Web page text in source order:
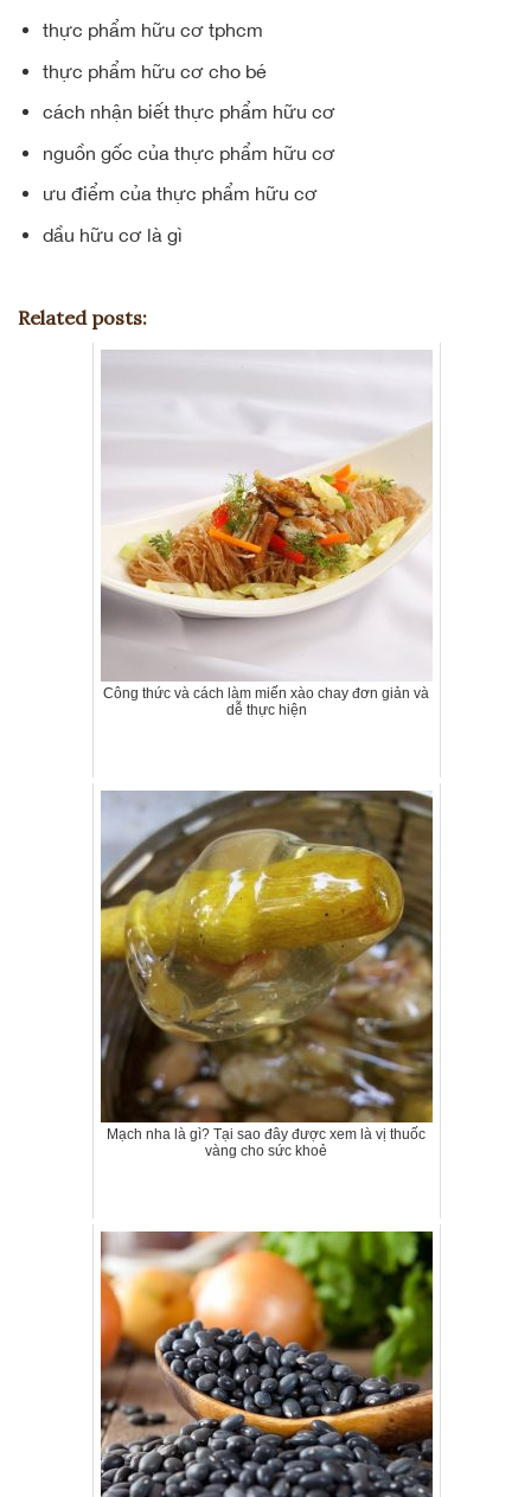
thực phẩm hữu cơ tphcm
thực phẩm hữu cơ cho bé
cách nhận biết thực phẩm hữu cơ
nguồn gốc của thực phẩm hữu cơ
ưu điểm của thực phẩm hữu cơ
dầu hữu cơ là gì
Related posts:
Công thức và cách làm miến xào chay đơn giản và
dễ thực hiện
Mạch nha là gì? Tại sao đây được xem là vị thuốc
vàng cho sức khoẻ